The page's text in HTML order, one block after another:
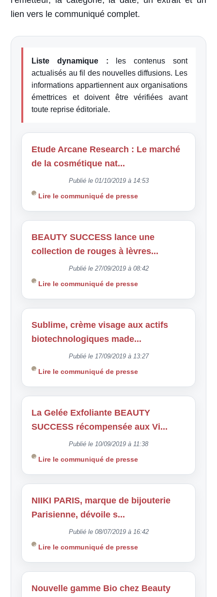
lien vers le communiqué complet.
Liste dynamique : les contenus sont
actualisés au fil des nouvelles diffusions. Les
informations appartiennent aux organisations
émettrices et doivent être vérifiées avant
toute reprise éditoriale.
Etude Arcane Research : Le marché
de la cosmétique nat...
Publié le 01/10/2019 à 14:53
Lire le communiqué de presse
BEAUTY SUCCESS lance une
collection de rouges à lèvres...
Publié le 27/09/2019 à 08:42
Lire le communiqué de presse
Sublime, crème visage aux actifs
biotechnologiques made...
Publié le 17/09/2019 à 13:27
Lire le communiqué de presse
La Gelée Exfoliante BEAUTY
SUCCESS récompensée aux Vi...
Publié le 10/09/2019 à 11:38
Lire le communiqué de presse
NIIKI PARIS, marque de bijouterie
Parisienne, dévoile s...
Publié le 08/07/2019 à 16:42
Lire le communiqué de presse
Nouvelle gamme Bio chez Beauty